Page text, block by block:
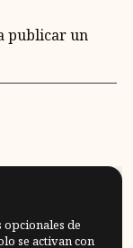
publicar un
debo
opcionales de
se activan con